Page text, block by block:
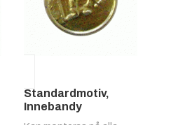
Standardmotiv,
Innebandy